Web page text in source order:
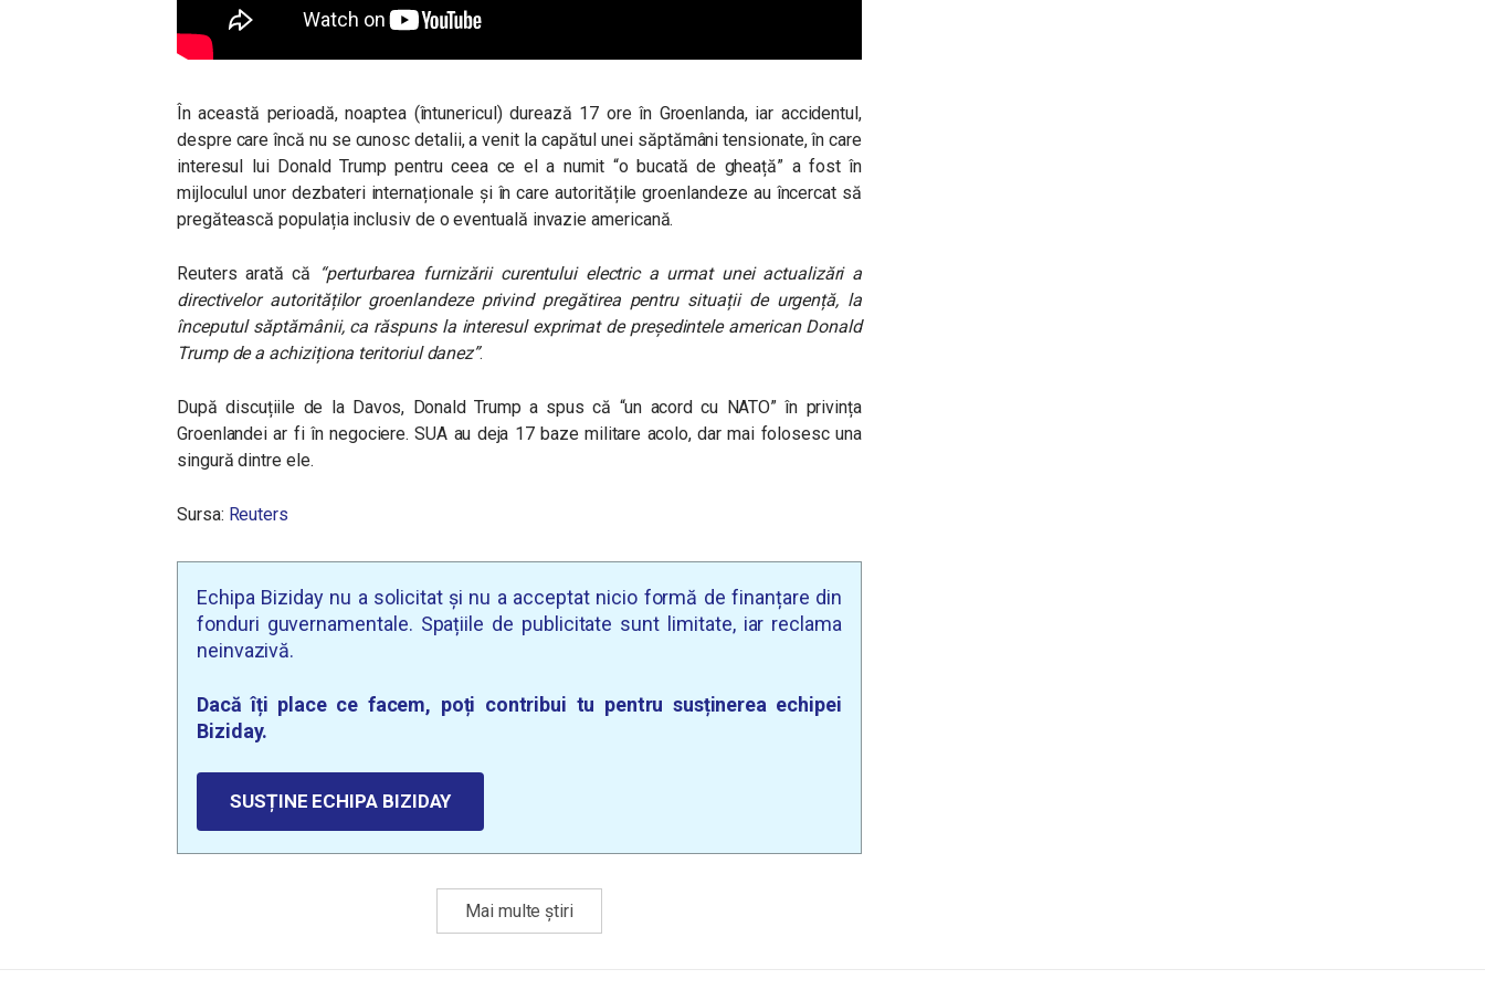
În această perioadă, noaptea (întunericul) durează 17 ore în Groenlanda, iar accidentul,
despre care încă nu se cunosc detalii, a venit la capătul unei săptămâni tensionate, în care
interesul lui Donald Trump pentru ceea ce el a numit “o bucată de gheață” a fost în
mijloculul unor dezbateri internaționale și în care autoritățile groenlandeze au încercat să
pregătească populația inclusiv de o eventuală invazie americană.
Reuters arată că
“perturbarea furnizării curentului electric a urmat unei actualizări a
directivelor autorităților groenlandeze privind pregătirea pentru situații de urgență, la
începutul săptămânii, ca răspuns la interesul exprimat de președintele american Donald
Trump de a achiziționa teritoriul danez”.
După discuțiile de la Davos, Donald Trump a spus că “un acord cu NATO” în privința
Groenlandei ar fi în negociere. SUA au deja 17 baze militare acolo, dar mai folosesc una
singură dintre ele.
Sursa: Reuters
Echipa Biziday nu a solicitat și nu a acceptat nicio formă de finanțare din
fonduri guvernamentale. Spațiile de publicitate sunt limitate, iar reclama
neinvazivă.
Dacă îți place ce facem, poți contribui tu pentru susținerea echipei
Biziday.
SUSȚINE ECHIPA BIZIDAY
Mai multe știri